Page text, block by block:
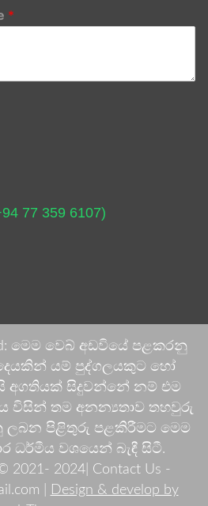
*
77 359 6107)
මෙම වෙබ් අඩවියේ පළකරනු
යම් පුද්ගලයකුට හෝ
අගතියක් සිදුවන්නේ නම් එම
විසින් තම අනන්‍යතාව තහවුරු
ලබන පිළිතුරු පළකිරීමට මෙම
ධර්මීය වශයෙන් බැඳී සිටී.
2021- 2024| Contact Us -
|
Design & develop by